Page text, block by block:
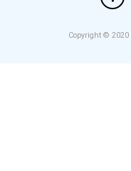
Copyright © 2020